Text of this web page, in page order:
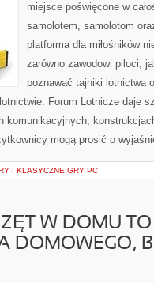
miejsce poświęcone w
samolotem, samolotom
platforma dla miłośników
zarówno zawodowi piloci,
poznawać tajniki lotnictwa
Forum Lotnicze daje
komunikacyjnych,
mogą prosić o
I KLASYCZNE GRY PC
W DOMU
DOMOWEGO,